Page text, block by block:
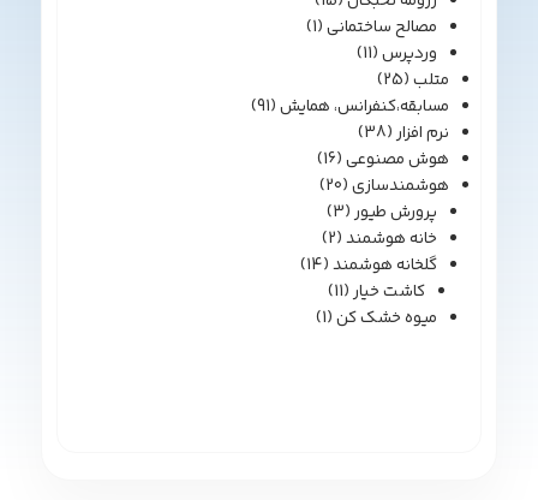
مصالح ساختمانی(1)
وردپرس(11)
متلب(25)
مسابقه،کنفرانس، همایش(91)
نرم افزار(38)
هوش مصنوعی(16)
هوشمندسازی(20)
پرورش طیور(3)
خانه هوشمند(2)
گلخانه هوشمند(14)
کاشت خیار(11)
میوه خشک کن(1)